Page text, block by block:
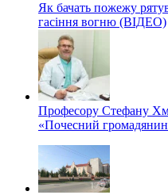
Як бачать пожежу
гасіння вогню (ВІДЕО)
Професору Стефану
«Почесний